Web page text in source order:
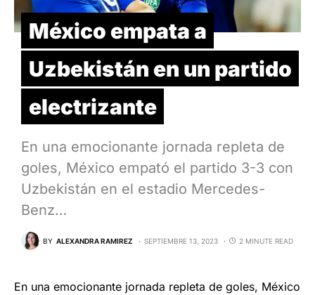
México empata a
Uzbekistán en un partido
electrizante
En una emocionante jornada repleta de
goles, México empató el partido 3-3 con
Uzbekistán en el estadio Mercedes-
Benz…
BY ALEXANDRA RAMIREZ SEPTIEMBRE 13, 2023 2 MINUTE READ
En una emocionante jornada repleta de goles, México